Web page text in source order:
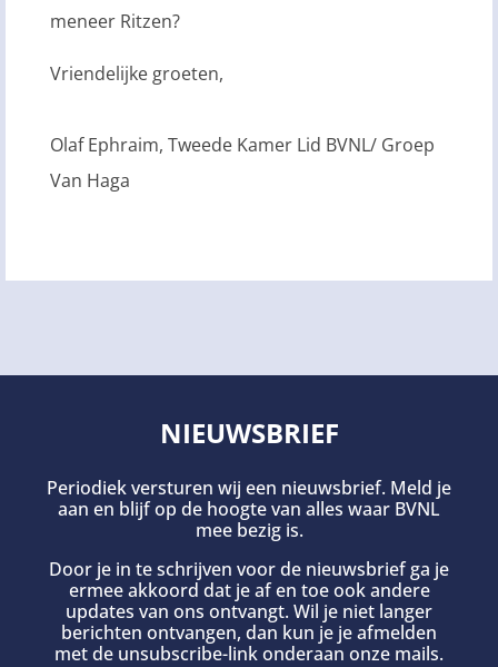
meneer Ritzen?
Vriendelijke groeten,
Olaf Ephraim, Tweede Kamer Lid BVNL/ Groep
Van Haga
NIEUWSBRIEF
Periodiek versturen wij een nieuwsbrief. Meld je
aan en blijf op de hoogte van alles waar BVNL
mee bezig is.
Door je in te schrijven voor de nieuwsbrief ga je
ermee akkoord dat je af en toe ook andere
updates van ons ontvangt. Wil je niet langer
berichten ontvangen, dan kun je je afmelden
met de unsubscribe-link onderaan onze mails.